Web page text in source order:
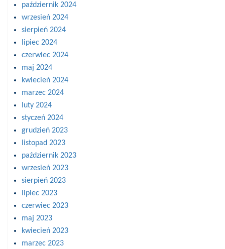
październik 2024
wrzesień 2024
sierpień 2024
lipiec 2024
czerwiec 2024
maj 2024
kwiecień 2024
marzec 2024
luty 2024
styczeń 2024
grudzień 2023
listopad 2023
październik 2023
wrzesień 2023
sierpień 2023
lipiec 2023
czerwiec 2023
maj 2023
kwiecień 2023
marzec 2023